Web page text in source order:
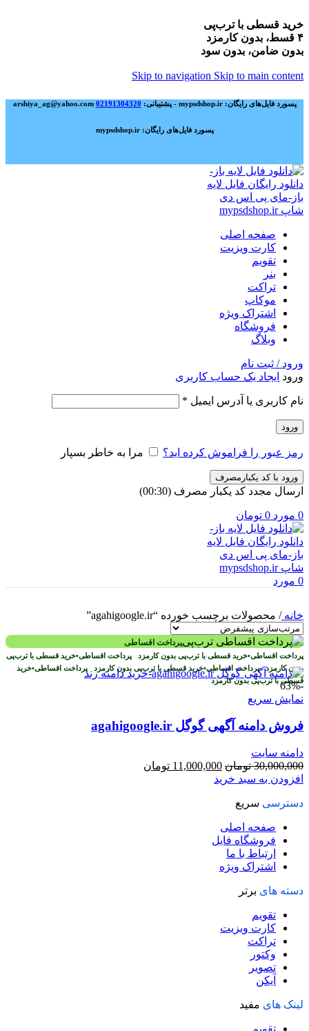
خرید قسطی با ترب‌پی
۴ قسط، بدون کارمزد
بدون ضامن، بدون سود
Skip to navigation Skip to main content
پسورد فایل‌های رایگان: mypsdshop.ir - پشتیبانی: arshiya_ag@yahoo.com 02191304320
پسورد فایل‌های رایگان: mypsdshop.ir
صفحه اصلی
کارت ویزیت
تقویم
بنر
تراکت
موکاپ
اشتراک ویژه
فروشگاه
وبلاگ
ورود / ثبت نام
ورود ایجاد یک حساب کاربری
نام کاربری یا آدرس ایمیل *
ورود
رمز عبور را فراموش کرده اید؟ مرا به خاطر بسپار
ورود با کد یکبارمصرف
ارسال مجدد کد یکبار مصرف (00:
30
)
0 مورد 0 تومان
0 مورد
خانه/ محصولات برچسب خورده “agahigoogle.ir”
پرداخت اقساطی
پرداخت اقساطی•خرید قسطی با ترب‌پی بدون کارمزد پرداخت اقساطی•خرید قسطی با ترب‌پی
بدون کارمزدپرداخت اقساطی•خرید قسطی با ترب‌پی بدون کارمزد پرداخت اقساطی•خرید
قسطی با ترب‌پی بدون کارمزد
-63%
نمایش سریع
فروش دامنه آگهی گوگل agahigoogle.ir
دامنه سایت
30,000,000 تومان قیمت
اصلی
11,000,000 تومان
افزودن به سبد خرید
دسترسی سریع
صفحه اصلی
فروشگاه فایل
ارتباط با ما
اشتراک ویژه
دسته های برتر
تقویم
کارت ویزیت
تراکت
وکتور
تصویر
آیکن
لینک های مفید